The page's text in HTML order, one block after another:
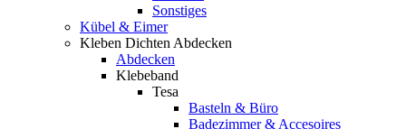
Sonstiges
Kübel & Eimer
Kleben Dichten Abdecken
Abdecken
Klebeband
Tesa
Basteln & Büro
Badezimmer & Accesoires